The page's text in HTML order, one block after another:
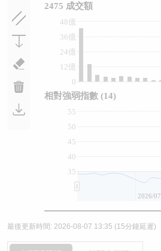
0
12億
24億
36億
48億
35
40
45
50
55
2026/07
2475 成交額
相對強弱指數 (14)
最後更新時間: 2026-08-07 13:35 (15分鐘延遲)